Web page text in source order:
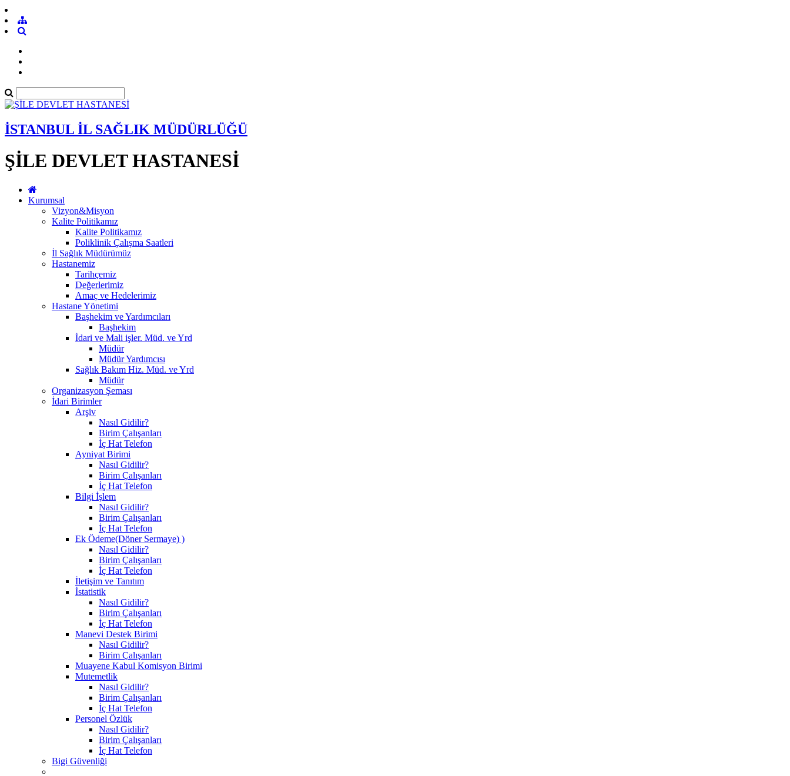
İSTANBUL İL SAĞLIK MÜDÜRLÜĞÜ
ŞİLE DEVLET HASTANESİ
Kurumsal
Vizyon&Misyon
Kalite Politikamız
Kalite Politikamız
Poliklinik Çalışma Saatleri
İl Sağlık Müdürümüz
Hastanemiz
Tarihçemiz
Değerlerimiz
Amaç ve Hedelerimiz
Hastane Yönetimi
Başhekim ve Yardımcıları
Başhekim
İdari ve Mali işler. Müd. ve Yrd
Müdür
Müdür Yardımcısı
Sağlık Bakım Hiz. Müd. ve Yrd
Müdür
Organizasyon Şeması
İdari Birimler
Arşiv
Nasıl Gidilir?
Birim Çalışanları
İç Hat Telefon
Ayniyat Birimi
Nasıl Gidilir?
Birim Çalışanları
İç Hat Telefon
Bilgi İşlem
Nasıl Gidilir?
Birim Çalışanları
İç Hat Telefon
Ek Ödeme(Döner Sermaye) )
Nasıl Gidilir?
Birim Çalışanları
İç Hat Telefon
İletişim ve Tanıtım
İstatistik
Nasıl Gidilir?
Birim Çalışanları
İç Hat Telefon
Manevi Destek Birimi
Nasıl Gidilir?
Birim Çalışanları
Muayene Kabul Komisyon Birimi
Mutemetlik
Nasıl Gidilir?
Birim Çalışanları
İç Hat Telefon
Personel Özlük
Nasıl Gidilir?
Birim Çalışanları
İç Hat Telefon
Bigi Güvenliği